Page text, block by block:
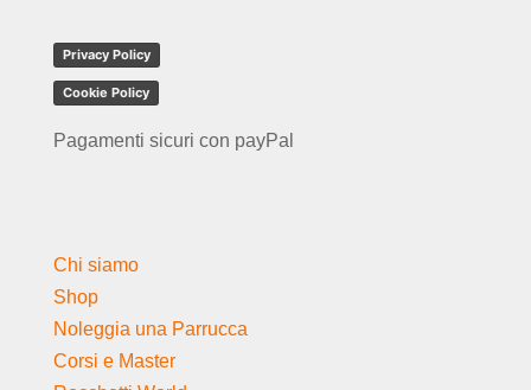
Privacy Policy
Cookie Policy
Pagamenti sicuri con payPal
Chi siamo
Shop
Noleggia una Parrucca
Corsi e Master